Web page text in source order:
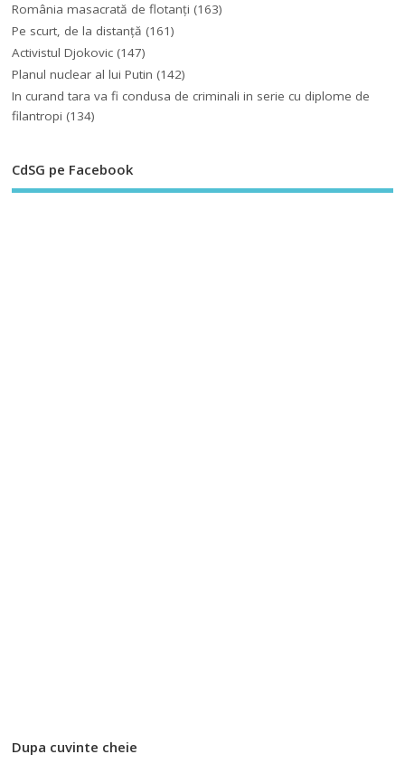
România masacrată de flotanţi (163)
Pe scurt, de la distanță (161)
Activistul Djokovic (147)
Planul nuclear al lui Putin (142)
In curand tara va fi condusa de criminali in serie cu diplome de
filantropi (134)
CdSG pe Facebook
Dupa cuvinte cheie